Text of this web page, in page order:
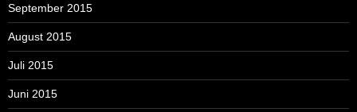
September 2015
August 2015
Juli 2015
Juni 2015